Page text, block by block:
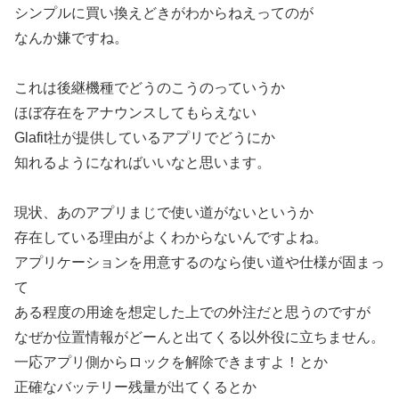
シンプルに買い換えどきがわからねえってのが
なんか嫌ですね。
これは後継機種でどうのこうのっていうか
ほぼ存在をアナウンスしてもらえない
Glafit社が提供しているアプリでどうにか
知れるようになればいいなと思います。
現状、あのアプリまじで使い道がないというか
存在している理由がよくわからないんですよね。
アプリケーションを用意するのなら使い道や仕様が固まっ
て
ある程度の用途を想定した上での外注だと思うのですが
なぜか位置情報がどーんと出てくる以外役に立ちません。
一応アプリ側からロックを解除できますよ！とか
正確なバッテリー残量が出てくるとか